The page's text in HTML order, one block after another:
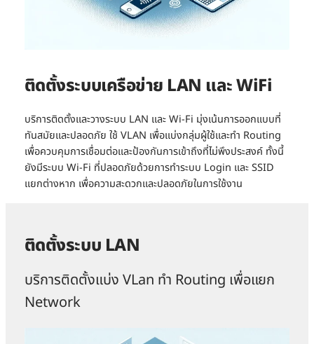
ติดตั้งระบบเครือข่าย LAN และ WiFi
บริการติดตั้งและวางระบบ LAN และ Wi-Fi มุ่งเน้นการออกแบบที่
ทันสมัยและปลอดภัย ใช้ VLAN เพื่อแบ่งกลุ่มผู้ใช้และทำ Routing
เพื่อควบคุมการเชื่อมต่อและป้องกันการเข้าถึงที่ไม่พึงประสงค์ ทั้งนี้
ยังมีระบบ Wi-Fi ที่ปลอดภัยด้วยการทำระบบ Login และ SSID
แยกต่างหาก เพื่อความสะดวกและปลอดภัยในการใช้งาน
ติดตั้งระบบ LAN
บริการติดตั้งแบ่ง VLan ทำ Routing เพื่อแยก
Network